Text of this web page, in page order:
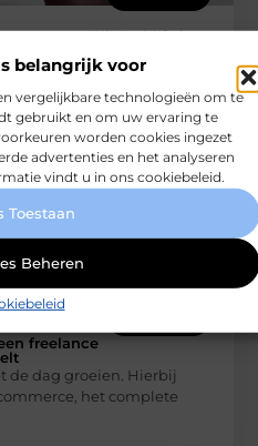
belangrijk voor
vergelijkbare technologieën om te
gebruikt en om uw ervaring te
worden cookies ingezet
advertenties en het analyseren
vindt u in ons cookiebeleid.
Toestaan
Beheren
voor Elk Bedrijf Als
uw merk, zijn er tal van
freelance
de dag groeien. Hierbij
het complete